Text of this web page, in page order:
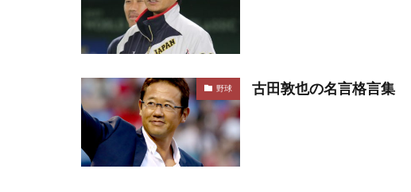
野球 古田敦也の名言格言集